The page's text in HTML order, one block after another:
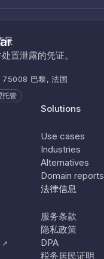
置泄露的凭证。
巴黎, 法国
托管
Solutions
Use cases
Industries
Alternatives
Domain reports
↗
法律信息
服务条款
隐私政策
DPA
税务居民证明